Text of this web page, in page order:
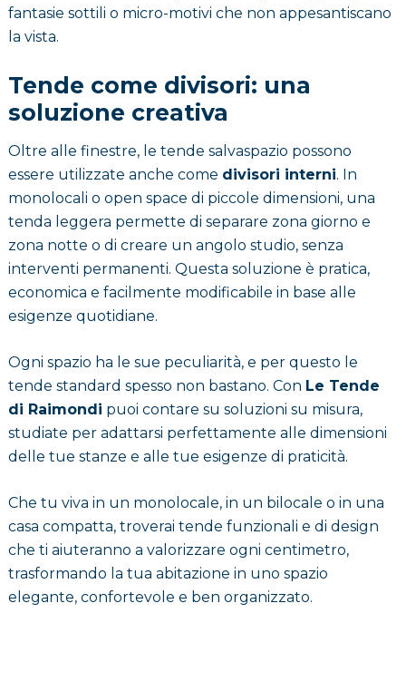
fantasie sottili o micro-motivi che non appesantiscano
la vista.
Tende come divisori: una
soluzione creativa
Oltre alle finestre, le tende salvaspazio possono
essere utilizzate anche come divisori interni. In
monolocali o open space di piccole dimensioni, una
tenda leggera permette di separare zona giorno e
zona notte o di creare un angolo studio, senza
interventi permanenti. Questa soluzione è pratica,
economica e facilmente modificabile in base alle
esigenze quotidiane.
Ogni spazio ha le sue peculiarità, e per questo le
tende standard spesso non bastano. Con Le Tende
di Raimondi puoi contare su soluzioni su misura,
studiate per adattarsi perfettamente alle dimensioni
delle tue stanze e alle tue esigenze di praticità.
Che tu viva in un monolocale, in un bilocale o in una
casa compatta, troverai tende funzionali e di design
che ti aiuteranno a valorizzare ogni centimetro,
trasformando la tua abitazione in uno spazio
elegante, confortevole e ben organizzato.